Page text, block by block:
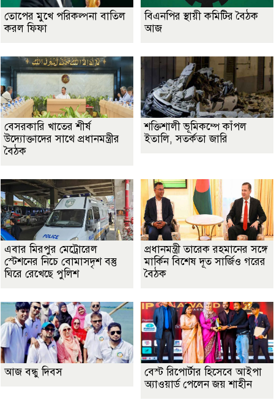
তোপের মুখে পরিকল্পনা বাতিল
করল ফিফা
বিএনপির স্থায়ী কমিটির বৈঠক
আজ
বেসরকারি খাতের শীর্ষ
উদ্যোক্তাদের সাথে প্রধানমন্ত্রীর
বৈঠক
শক্তিশালী ভূমিকম্পে কাঁপল
ইতালি, সতর্কতা জারি
এবার মিরপুর মেট্রোরেল
স্টেশনের নিচে বোমাসদৃশ বস্তু
ঘিরে রেখেছে পুলিশ
প্রধানমন্ত্রী তারেক রহমানের সঙ্গে
মার্কিন বিশেষ দূত সার্জিও গরের
বৈঠক
আজ বন্ধু দিবস
বেস্ট রিপোর্টার হিসেবে আইপা
অ্যাওয়ার্ড পেলেন জয় শাহীন